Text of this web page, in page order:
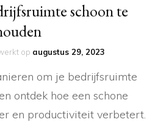
schoon te
op augustus 29, 2023
om je bedrijfsruimte
ontdek hoe een schone
en productiviteit verbetert.